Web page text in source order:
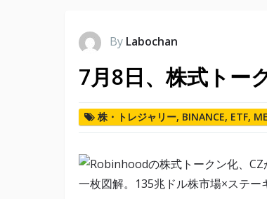
By Labochan
7月8日、株式トー
株・トレジャリー, BINANCE, ETF,